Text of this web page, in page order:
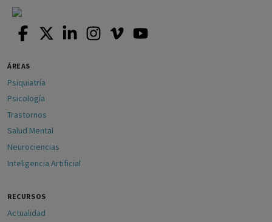
ÁREAS
Psiquiatría
Psicología
Trastornos
Salud Mental
Neurociencias
Inteligencia Artificial
RECURSOS
Actualidad